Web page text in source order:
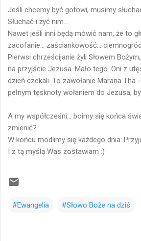
Jeśli chcemy być gotowi, musimy
Słuchać i żyć nim...
Nawet jeśli inni będą mówić nam, że to
zacofanie... zaściankowość...
Pierwsi chrześcijanie żyli Słowem
na przyjście Jezusa. Mało tego. Oni z
dzień czekali. To zawołanie Marana Tha
pełnym tęsknoty wołaniem do Jezusa,
A my współcześni... boimy się końca
zmienić?
W końcu modlimy się każdego dnia:
I z tą myślą Was zostawiam :)
#Ewangelia #Słowo Boże na dziś